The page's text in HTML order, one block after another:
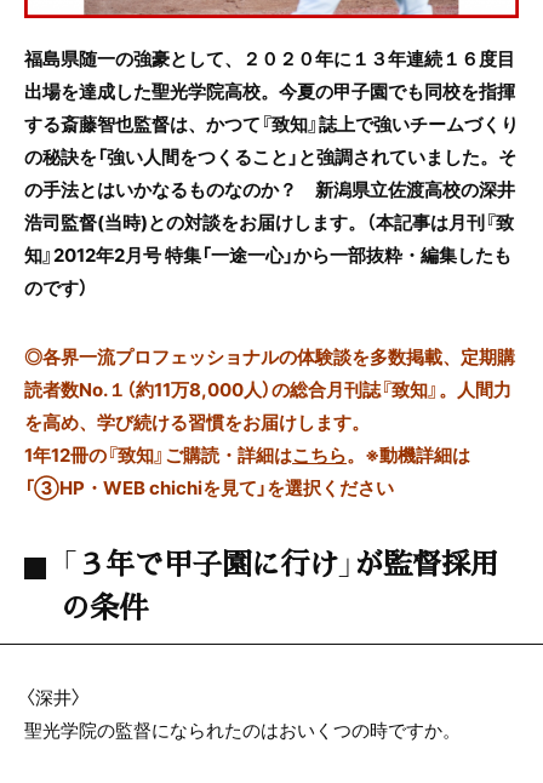
福島県随一の強豪として、２０２０年に１３年連続１６度目
出場を達成した聖光学院高校。今夏の甲子園でも同校を指揮
する斎藤智也監督は、かつて『致知』誌上で強いチームづくり
の秘訣を「強い人間をつくること」と強調されていました。そ
の手法とはいかなるものなのか？ 新潟県立佐渡高校の深井
浩司監督(当時)との対談をお届けします。（本記事は月刊『致
知』2012年2月号 特集「一途一心」から一部抜粋・編集したも
のです）
◎各界一流プロフェッショナルの体験談を多数掲載、定期購
読者数No.１（約11万8,000人）の総合月刊誌『致知』。人間力
を高め、学び続ける習慣をお届けします。
1年12冊の『致知』ご購読・詳細はこちら。 ※動機詳細は
「③HP・WEB chichiを見て」を選択ください
「３年で甲子園に行け」が監督採用
の条件
〈深井〉
聖光学院の監督になられたのはおいくつの時ですか。